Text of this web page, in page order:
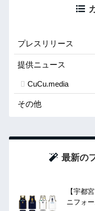
プレスリリース
提供ニュース
CuCu.media
その他
最新の
【宇都
ニフォ